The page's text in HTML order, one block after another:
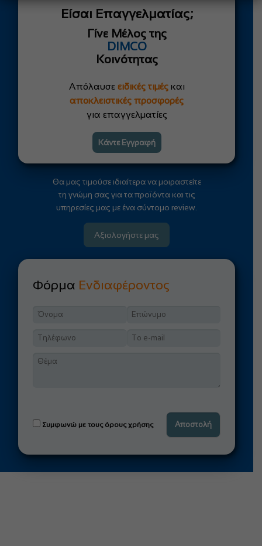
Είσαι Επαγγελματίας;
Γίνε Μέλος της
DIMCO
Κοινότητας
Απόλαυσε ειδικές τιμέςκαι
αποκλειστικές προσφορές
για επαγγελματίες
Κάντε Εγγραφή
Θα μας τιμούσε ιδιαίτερα να μοιραστείτε
τη γνώμη σας για τα προϊόντα και τις
υπηρεσίες μας με ένα σύντομο review.
Αξιολογήστε μας
Φόρμα Ενδιαφέροντος
Συμφωνώ με τους όρους χρήσης